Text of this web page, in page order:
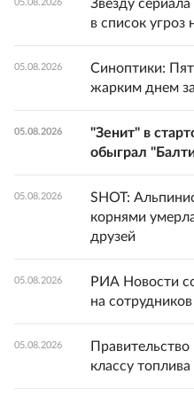
05.08.2026
Звезду
в список угроз
05.08.2026
Синоптики:
жарким днем
05.08.2026
"Зенит" в
обыграл
05.08.2026
SHOT:
корнями
друзей
05.08.2026
РИА Новости
на
05.08.2026
классу